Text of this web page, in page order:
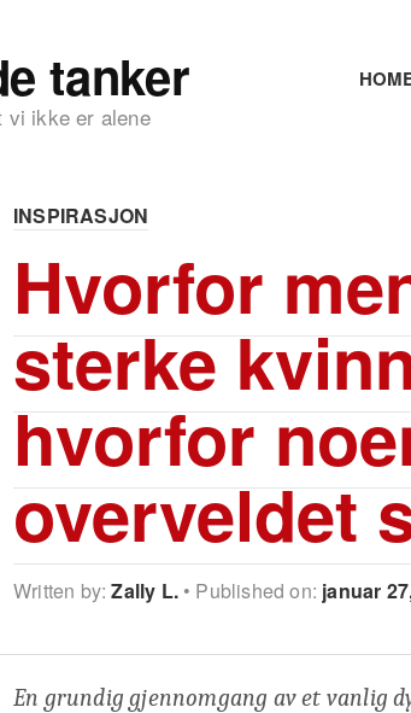
tanker
vi ikke er alene
INSPIRASJON
Hvorfor
sterke
hvorfor
overveldet
Written by:Zally L. Published on: januar
En grundig gjennomgang av et vanlig